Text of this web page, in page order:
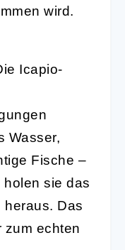
wird.
Icapio-
Wasser,
Fische –
holen sie das
heraus. Das
zum echten